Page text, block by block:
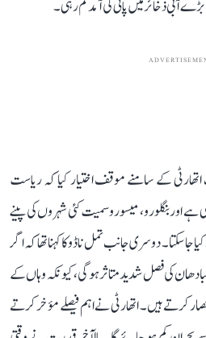
ذخائر میں پانی کی آمد کم رہی۔
اتھارٹی کے سامنے موقف اختیار کیا کہ ریاست
بنگلورو، میسورو سمیت کئی شہروں کی پینے
جا سکتا۔ دوسری جانب تمل ناڈو کا کہنا تھا کہ اگر
دھان کی فصل شدید متاثر ہوگی، کیونکہ وہاں کے
کرتے ہیں۔ اتھارٹی نے اہم فیصلے مؤخر کرتے